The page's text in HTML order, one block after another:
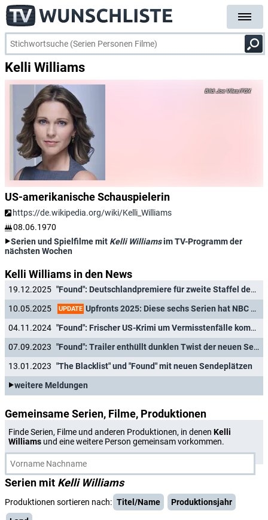
Kelli Williams
Joe Viles/FOX
US-amerikanische Schauspielerin
https://de.wikipedia.org/wiki/Kelli_Williams
08.06.1970
Serien und Spielfilme mit Kelli Williamsim TV-Programm der
nächsten Wochen
Kelli Williams in den News
19.12.2025
"Found": Deutschlandpremiere für zweite Staffel des Krimithrillers
10.05.2025
UPDATE Upfronts 2025: Diese sechs Serien hat NBC eingestellt
04.11.2024
"Found": Frischer US-Krimi um Vermisstenfälle kommt nach Deutschland
07.09.2023
"Found": Trailer enthüllt dunklen Twist der neuen Serie
13.01.2023 "The Blacklist" und "Found" mit neuen Sendeplätzen
weitere Meldungen
Gemeinsame Serien, Filme, Produktionen
Finde Serien, Filme und anderen Produktionen, in denen Kelli
Williams und eine weitere Person gemeinsam vorkommen.
Serien mit Kelli Williams
Produktionen sortieren nach: Titel/Name
Produktionsjahr